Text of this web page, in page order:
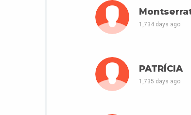
1,734 days ago
PATRÍCIA
1,735 days ago